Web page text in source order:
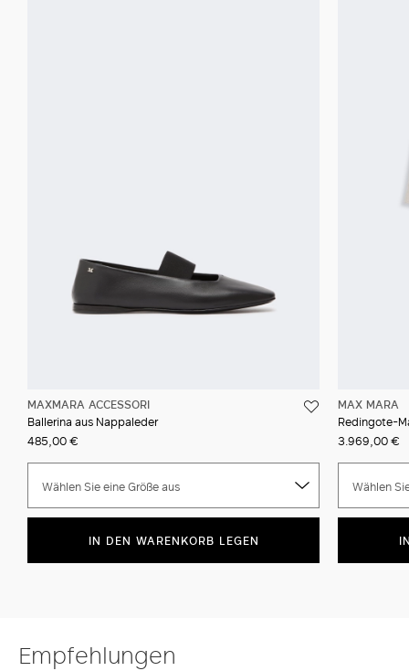
MAXMARA ACCESSORI
Ballerina aus Nappaleder
485,00 €
Wählen Sie eine Größe aus
IN DEN WARENKORB LEGEN
MAX MARA
Redingote-
3.969,00 €
Wählen
Empfehlungen